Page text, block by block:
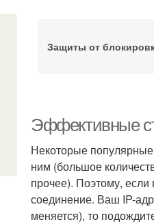
Защиты от
Эффективные
Некоторые популярные
ним (большое
прочее). Поэтому,
соединение. Ваш IP-
меняется), то